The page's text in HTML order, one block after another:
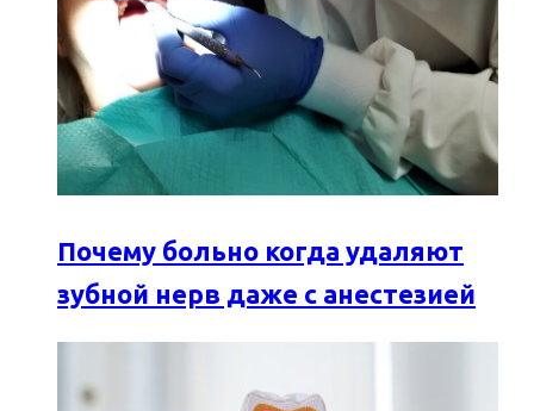
Почему больно когда удаляют
зубной нерв даже с анестезией